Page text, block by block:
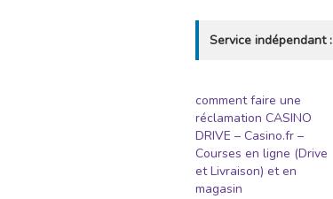
Service indépendant :
comment faire une
réclamation CASINO
DRIVE – Casino.fr –
Courses en ligne (Drive
et Livraison) et en
magasin